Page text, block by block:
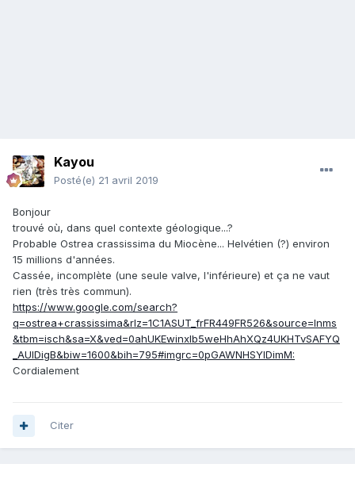
Kayou
Posté(e) 21 avril 2019
Bonjour
trouvé où, dans quel contexte géologique...?
Probable Ostrea crassissima du Miocène... Helvétien (?) environ
15 millions d'années.
Cassée, incomplète (une seule valve, l'inférieure) et ça ne vaut
rien (très très commun).
https://www.google.com/search?
q=ostrea+crassissima&rlz=1C1ASUT_frFR449FR526&source=lnms
&tbm=isch&sa=X&ved=0ahUKEwinxIb5weHhAhXQz4UKHTvSAFYQ
_AUIDigB&biw=1600&bih=795#imgrc=0pGAWNHSYIDimM:
Cordialement
Citer